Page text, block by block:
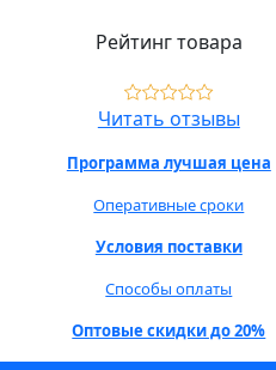
Рейтинг товара
Читать отзывы
Программа лучшая цена
Оперативные сроки
Условия поставки
Способы оплаты
Оптовые скидки до 20%